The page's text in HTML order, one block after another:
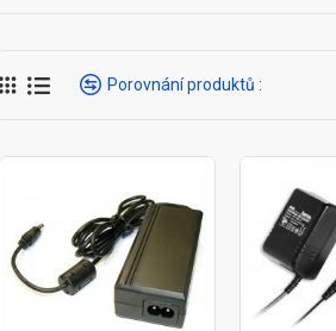
Porovnání produktů :